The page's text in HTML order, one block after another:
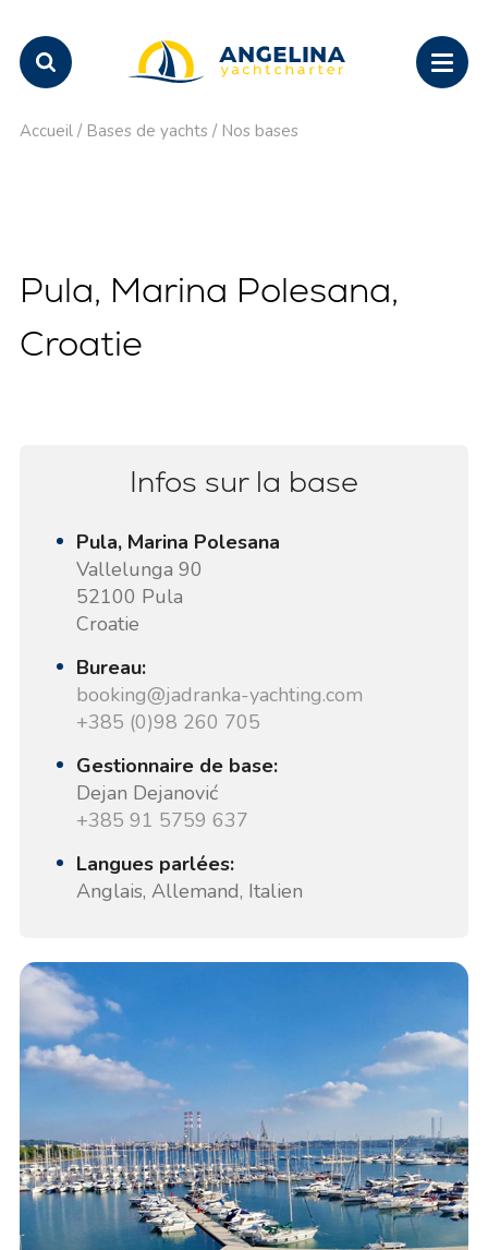
Accueil / Bases de yachts / Nos bases
Pula, Marina Polesana,
Croatie
Infos sur la base
Pula, Marina Polesana
Vallelunga 90
52100 Pula
Croatie
Bureau:
booking@jadranka-yachting.com
+385 (0)98 260 705
Gestionnaire de base:
Dejan Dejanović
+385 91 5759 637
Langues parlées:
Anglais, Allemand, Italien